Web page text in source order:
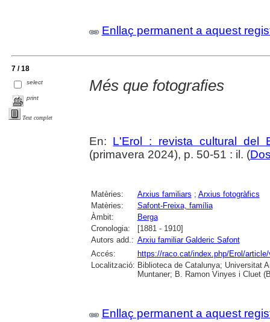
Enllaç permanent a aquest
7 / 18
select
print
Text complet
Més que fotografies
En: L'Erol : revista cultural del
(primavera 2024), p. 50-51 : il. (
Matèries: Arxius familiars ; Arxius fotogràfics
Matèries:
Safont-Freixa, família
Àmbit:
Berga
Cronologia:
[1881 - 1910]
Autors add.: Arxiu familiar Galderic Safont
Accés:
https://raco.cat/index.php/Erol/article/
Localització: Biblioteca de Catalunya; Universitat
Muntaner; B. Ramon Vinyes i Cluet
Enllaç permanent a aquest